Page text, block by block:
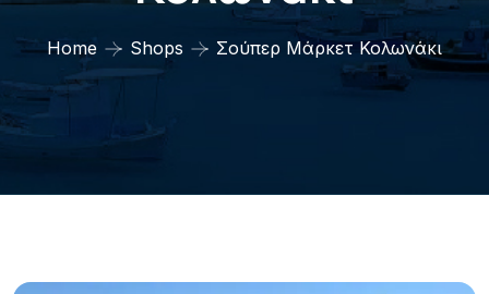
Home Shops Σούπερ Μάρκετ Κολωνάκι